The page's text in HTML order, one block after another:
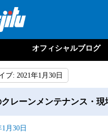
オフィシャルブログ
ブ: 2021年1月30日
クレーンメンテナンス・
1月30日